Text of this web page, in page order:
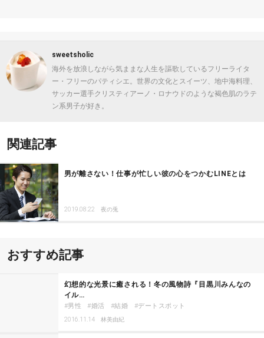
sweetsholic
海外を放浪しながら気ままな人生を謳歌しているフリーライタ
ー・フリーのパティシエ。世界の文化とスイーツ、地中海料理、
サッカー選手クリスティアーノ・ロナウドのような褐色肌のラテ
ン系男子が好き。
関連記事
男が離さない！仕事が忙しい彼の心をつかむLINEとは
2019.08.22 夜の兎
おすすめ記事
幻想的な光景に癒される！冬の風物詩『目黒川みんなの
イル…
男性 婚活 結婚 デートスポット
2016.11.14 林美由紀